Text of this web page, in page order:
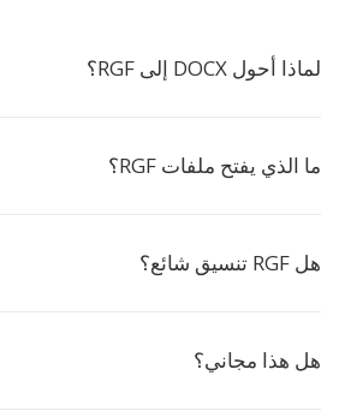
لماذا أحول DOCX إلى RGF؟
ما الذي يفتح ملفات RGF؟
هل RGF تنسيق شائع؟
هل هذا مجاني؟